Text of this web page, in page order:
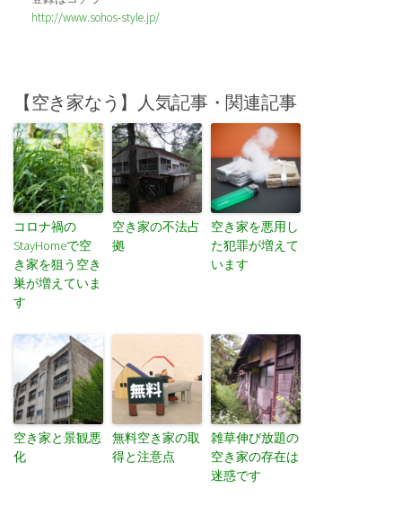
http://www.sohos-style.jp/
【空き家なう】人気記事・関連記事
コロナ禍の
StayHomeで空
き家を狙う空き
巣が増えていま
す
空き家の不法占
拠
空き家を悪用し
た犯罪が増えて
います
空き家と景観悪
化
無料空き家の取
得と注意点
雑草伸び放題の
空き家の存在は
迷惑です